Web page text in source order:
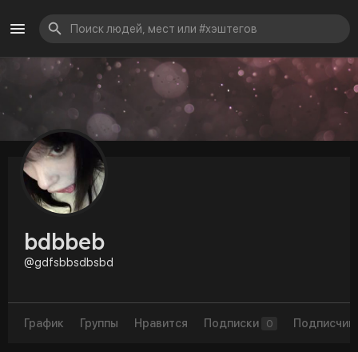
bdbbeb
@gdfsbbsdbsbd
График Группы Нравится Подписки 0